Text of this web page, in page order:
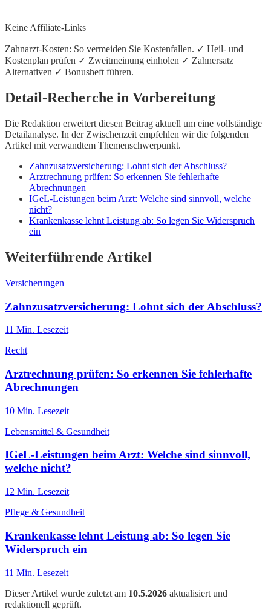
Keine Affiliate-Links
Zahnarzt-Kosten: So vermeiden Sie Kostenfallen. ✓ Heil- und
Kostenplan prüfen ✓ Zweitmeinung einholen ✓ Zahnersatz
Alternativen ✓ Bonusheft führen.
Detail-Recherche in Vorbereitung
Die Redaktion erweitert diesen Beitrag aktuell um eine vollständige
Detailanalyse. In der Zwischenzeit empfehlen wir die folgenden
Artikel mit verwandtem Themenschwerpunkt.
Zahnzusatzversicherung: Lohnt sich der Abschluss?
Arztrechnung prüfen: So erkennen Sie fehlerhafte
Abrechnungen
IGeL-Leistungen beim Arzt: Welche sind sinnvoll, welche
nicht?
Krankenkasse lehnt Leistung ab: So legen Sie Widerspruch
ein
Weiterführende Artikel
Versicherungen
Zahnzusatzversicherung: Lohnt sich der Abschluss?
11 Min. Lesezeit
Recht
Arztrechnung prüfen: So erkennen Sie fehlerhafte
Abrechnungen
10 Min. Lesezeit
Lebensmittel & Gesundheit
IGeL-Leistungen beim Arzt: Welche sind sinnvoll,
welche nicht?
12 Min. Lesezeit
Pflege & Gesundheit
Krankenkasse lehnt Leistung ab: So legen Sie
Widerspruch ein
11 Min. Lesezeit
Dieser Artikel wurde zuletzt am 10.5.2026 aktualisiert und
redaktionell geprüft.